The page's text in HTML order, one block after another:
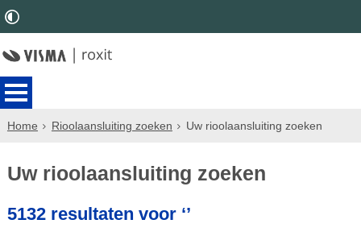
Home Rioolaansluiting zoeken Uw rioolaansluiting zoeken
Uw rioolaansluiting zoeken
5132 resultaten voor ‘’